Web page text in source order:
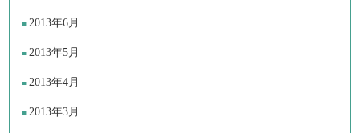
2013年6月
2013年5月
2013年4月
2013年3月